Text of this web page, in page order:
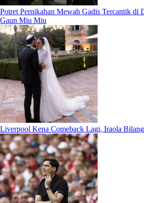
Potret Pernikahan Mewah Gadis Tercantik di
Gaun Miu Miu
Liverpool Kena Comeback Lagi, Iraola